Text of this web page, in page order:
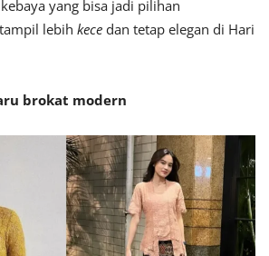
yang bisa jadi pilihan
lebih kece dan tetap elegan di Hari
brokat modern